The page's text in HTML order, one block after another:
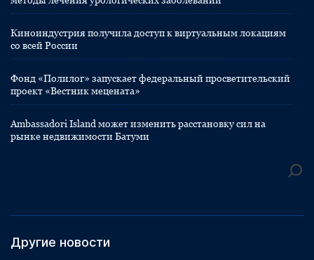
Киноиндустрия получила доступ к виртуальным локациям
со всей России
Фонд «Полилог» запускает федеральный просветительский
проект «Вестник мецената»
Ambassadori Island может изменить расстановку сил на
рынке недвижимости Батуми
Другие новости